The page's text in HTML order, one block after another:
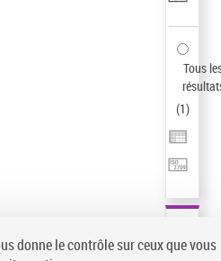
Tous
(1)
donne le contrôle sur ceux que vous